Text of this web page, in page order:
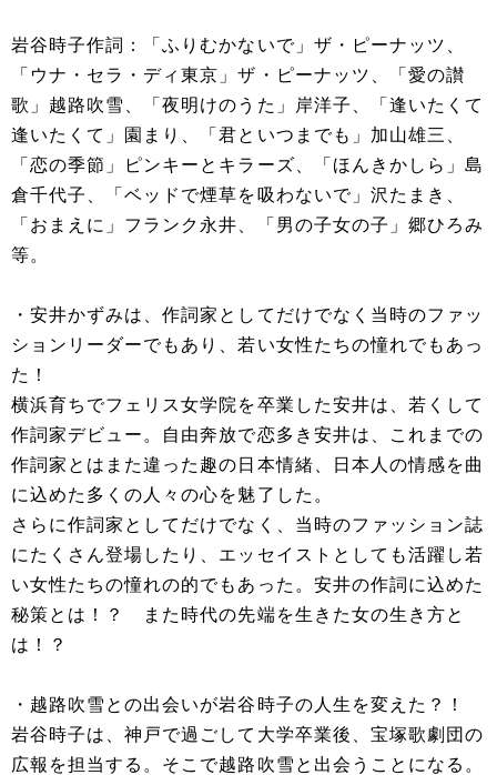
岩谷時子作詞：「ふりむかないで」ザ・ピーナッツ、
「ウナ・セラ・ディ東京」ザ・ピーナッツ、「愛の讃
歌」越路吹雪、「夜明けのうた」岸洋子、「逢いたくて
逢いたくて」園まり、「君といつまでも」加山雄三、
「恋の季節」ピンキーとキラーズ、「ほんきかしら」島
倉千代子、「ベッドで煙草を吸わないで」沢たまき、
「おまえに」フランク永井、「男の子女の子」郷ひろみ
等。
・安井かずみは、作詞家としてだけでなく当時のファッ
ションリーダーでもあり、若い女性たちの憧れでもあっ
た！
横浜育ちでフェリス女学院を卒業した安井は、若くして
作詞家デビュー。自由奔放で恋多き安井は、これまでの
作詞家とはまた違った趣の日本情緒、日本人の情感を曲
に込めた多くの人々の心を魅了した。
さらに作詞家としてだけでなく、当時のファッション誌
にたくさん登場したり、エッセイストとしても活躍し若
い女性たちの憧れの的でもあった。安井の作詞に込めた
秘策とは！？ また時代の先端を生きた女の生き方と
は！？
・越路吹雪との出会いが岩谷時子の人生を変えた？！
岩谷時子は、神戸で過ごして大学卒業後、宝塚歌劇団の
広報を担当する。そこで越路吹雪と出会うことになる。